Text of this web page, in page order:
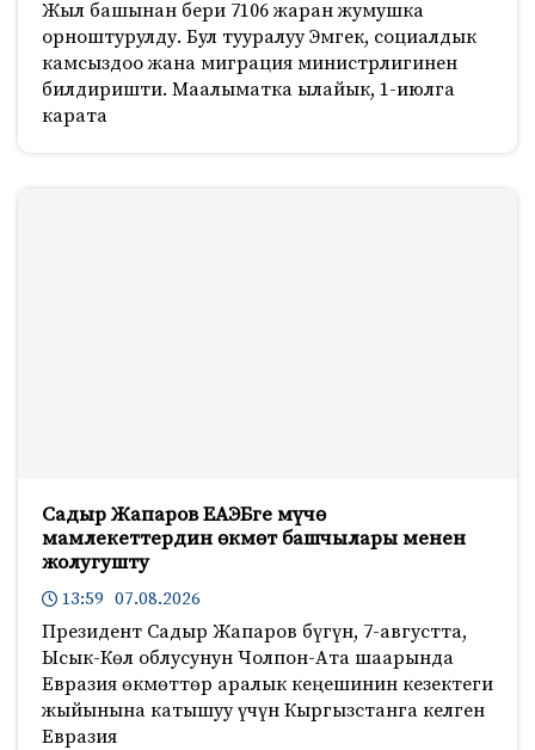
Жыл башынан бери 7106 жаран жумушка
орноштурулду. Бул тууралуу Эмгек, социалдык
камсыздоо жана миграция министрлигинен
билдиришти. Маалыматка ылайык, 1-июлга
карата
Садыр Жапаров ЕАЭБге мүчө
мамлекеттердин өкмөт башчылары менен
жолугушту
13:59 07.08.2026
Президент Садыр Жапаров бүгүн, 7-августта,
Ысык-Көл облусунун Чолпон-Ата шаарында
Евразия өкмөттөр аралык кеңешинин кезектеги
жыйынына катышуу үчүн Кыргызстанга келген
Евразия